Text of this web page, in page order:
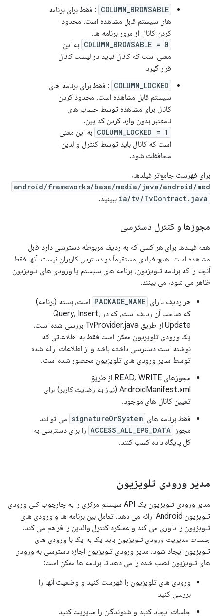
COLUMN_BROWSABLE : فقط برای برنامه
های سیستم قابل مشاهده است. محدود
کردن کانال از مرور برنامه ها.
COLUMN_BROWSABLE = 0 به این
معنی است که کانال نباید در لیست کانال
قرار گیرد.
COLUMN_LOCKED : فقط برای برنامه های
سیستم قابل مشاهده است. محدود کردن
کانال برای مشاهده توسط حساب های
نامعتبر بدون وارد کردن کد پین.
COLUMN_LOCKED = 1 به این معنی
است که کانال باید توسط کنترل والدین
محافظت شود.
برای فهرست جامع‌تر فیلدها،
android/frameworks/base/media/java/android/med
ia/tv/TvContract.java ببینید.
مجوزها و کنترل دسترسی
همه فیلدها برای هر کسی که به ردیف مربوطه دسترسی دارد قابل
مشاهده است. هیچ فیلدی مستقیماً در دسترس کاربران نیست. آنها فقط
آنچه را که برنامه تلویزیون، برنامه های سیستم یا ورودی های تلویزیون
ظاهر می شود، می بینند.
هر ردیف دارای PACKAGE_NAME است، بسته (برنامه)
که صاحب آن ردیف است، که در Query، Insert،
Update از طریق TvProvider.java بررسی شده است.
یک ورودی تلویزیون ممکن است فقط به اطلاعاتی که
نوشته است دسترسی داشته باشد و از اطلاعات ارائه شده
توسط سایر ورودی های تلویزیون محصور شده است.
مجوزهای READ, WRITE از طریق
AndroidManifest.xml (نیاز به رضایت کاربر) برای
تعیین کانال های موجود.
فقط برنامه های signatureOrSystem می توانند
مجوز ACCESS_ALL_EPG_DATA را برای دسترسی به
کل پایگاه داده کسب کنند.
مدیر ورودی تلویزیون
مدیر ورودی تلویزیون یک API سیستم مرکزی را به چارچوب کلی ورودی
تلویزیون Android ارائه می دهد. تعامل بین برنامه ها و ورودی های
تلویزیون را داوری می کند و عملکرد کنترل والدین را فراهم می کند.
جلسات مدیریت ورودی تلویزیون باید یک به یک با ورودی های
تلویزیون ایجاد شود. مدیر ورودی تلویزیون اجازه دسترسی به ورودی
های تلویزیون نصب شده را می دهد تا برنامه ها ممکن است:
ورودی های تلویزیون را فهرست کنید و وضعیت آنها را
بررسی کنید
جلسات ایجاد کنید و شنوندگان را مدیریت کنید